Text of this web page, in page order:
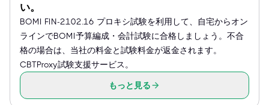
い。
BOMI FIN-2102.16 プロキシ試験を利用して、自宅からオン
ラインでBOMI予算編成・会計試験に合格しましょう。不合
格の場合は、当社の料金と試験料金が返金されます。
CBTProxy試験支援サービス。
もっと見る